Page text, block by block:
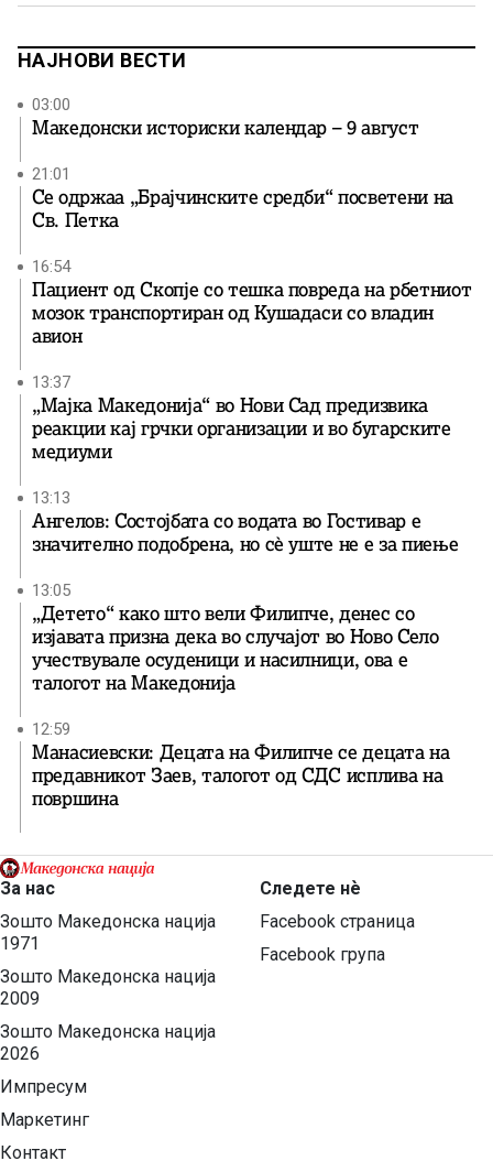
заостанува и црквата Света Богородица – Елеуса, во
НАЈНОВИ ВЕСТИ
03:00
Македонски историски календар – 9 август
21:01
Се одржаа „Брајчинските средби“ посветени на
Св. Петка
16:54
Пациент од Скопје со тешка повреда на рбетниот
мозок транспортиран од Кушадаси со владин
авион
13:37
„Мајка Македонија“ во Нови Сад предизвика
реакции кај грчки организации и во бугарските
медиуми
13:13
Ангелов: Состојбата со водата во Гостивар е
значително подобрена, но сè уште не е за пиење
13:05
„Детето“ како што вели Филипче, денес со
изјавата призна дека во случајот во Ново Село
учествувале осуденици и насилници, ова е
талогот на Македонија
12:59
Манасиевски: Децата на Филипче се децата на
предавникот Заев, талогот од СДС исплива на
површина
За нас
Зошто Македонска нација
1971
Зошто Македонска нација
2009
Зошто Македонска нација
2026
Импресум
Маркетинг
Контакт
Следете нѐ
Facebook страница
Facebook група